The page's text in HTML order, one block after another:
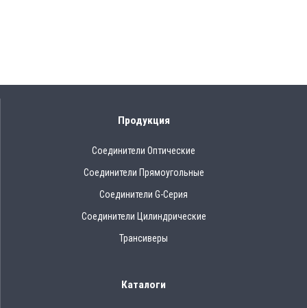
Продукция
Соединители Оптические
Соединители Прямоугольные
Соединители G-Серия
Соединители Цилиндрические
Трансиверы
Каталоги